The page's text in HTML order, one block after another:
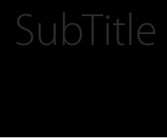
SubTitle